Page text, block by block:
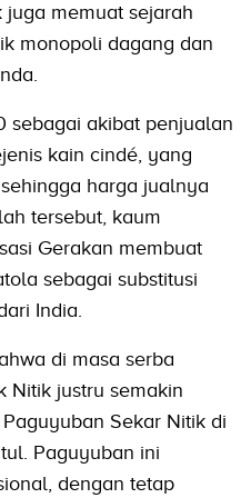
memuat sejarah
monopoli dagang dan
sebagai akibat penjualan
kain cindé, yang
harga jualnya
tersebut, kaum
Gerakan membuat
sebagai substitusi
India.
di masa serba
Nitik justru semakin
Sekar Nitik di
Paguyuban ini
dengan tetap